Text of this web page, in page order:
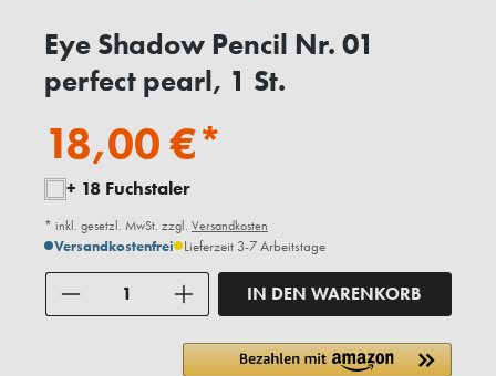
Eye Shadow Pencil Nr. 01
perfect pearl, 1 St.
18,00 €*
+ 18 Fuchstaler
* inkl. gesetzl. MwSt. zzgl. Versandkosten
Versandkostenfrei Lieferzeit 3-7 Arbeitstage
IN DEN WARENKORB